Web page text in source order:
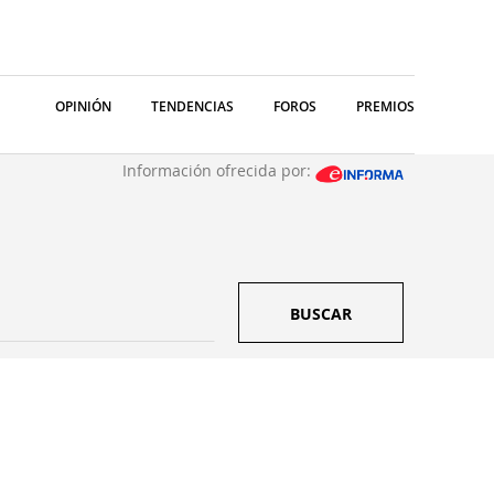
OPINIÓN TENDENCIAS FOROS PREMIOS
Información ofrecida por:
BUSCAR